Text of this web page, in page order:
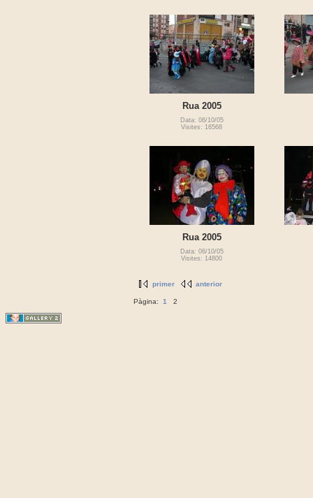
Rua 2005
Data: 06/10/05
Visites: 16568
Rua 2005
Data: 06/10/05
Visites: 14800
primer anterior
Pàgina: 1 2